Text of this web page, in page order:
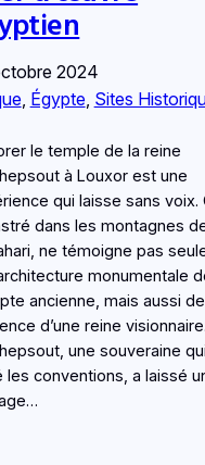
2024
, Égypte, Sites
le temple de la reine
à Louxor est une
qui laisse sans voix.
dans les montagnes
ne témoigne pas
monumentale
ancienne, mais aussi
d’une reine visionnaire.
une souveraine
les conventions, a laissé